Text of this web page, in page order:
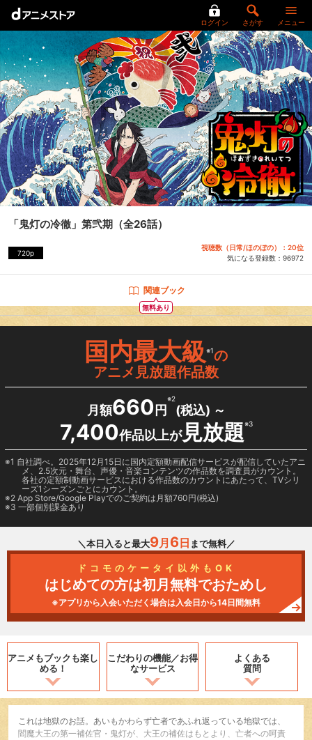
ログイン さがす メニュー
「鬼灯の冷徹」第弐期 （全26話）
720p
視聴数（日常/ほのぼの）：20位
気になる登録数： 96972
無料あり
関連ブック
国内最大級※1の
アニメ見放題作品数
月額660 円
※2
(税込) ～
7,400作品以上が見放題※3
1 自社調べ。2025年12月15日に国内定額動画配信サービスが配信していたアニ
メ、2.5次元・舞台、声優・音楽コンテンツの作品数を調査員がカウント。
各社の定額制動画サービスにおける作品数のカウントにあたって、TVシリ
ーズ1シーズンごとにカウント。
2 App Store/Google Playでのご契約は月額760円(税込)
3 一部個別課金あり
＼本日入ると最大9月 6日 まで無料／
ドコモのケータイ以外もOK
はじめての方は初月無料でおためし
※アプリから入会いただく場合は入会日から14日間無料
アニメもブックも楽し
める！
こだわりの機能／お得
なサービス
よくある
質問
これは地獄のお話。あいもかわらず亡者であふれ返っている地獄では、
閻魔大王の第一補佐官・鬼灯が、大王の補佐はもとより、亡者への呵責